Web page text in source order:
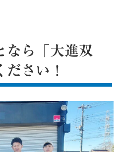
なら「大進双
さい！